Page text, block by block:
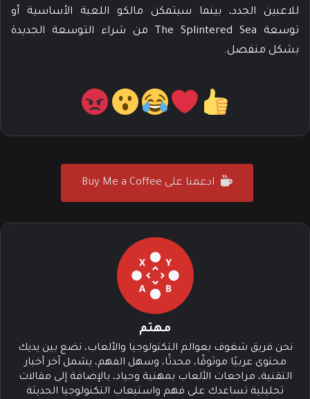
للاعبين الجدد، بينما سيتمكن مالكو اللعبة الأساسية أو
توسعة The Splintered Sea من شراء التوسعة الجديدة
بشكل منفصل.
ادعمنا على Buy Me a Coffee
مهتم
نحن فريق شغوف بعوالم التكنولوجيا والألعاب، نضع بين يديك
محتوى عربيًا موثوقًا، محدثًا، وسهل الفهم، يشمل آخر أخبار
التقنية، مراجعات الألعاب بمهنية وحياد، بالإضافة إلى مقالات
تحليلية تساعدك على فهم واستيعاب التكنولوجيا الحديثة